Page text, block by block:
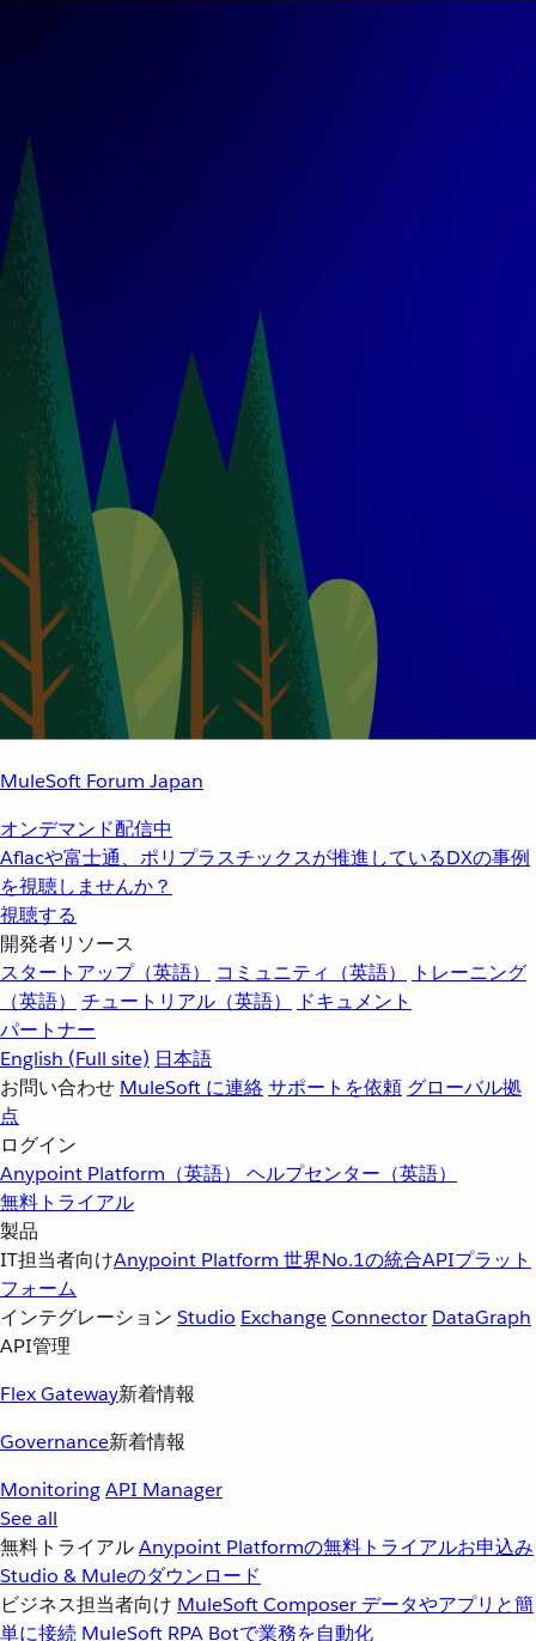
MuleSoft Forum Japan
オンデマンド配信中
Aflacや富士通、ポリプラスチックスが推進しているDXの事例
を視聴しませんか？
視聴する
開発者リソース
スタートアップ（英語）
コミュニティ（英語）
トレーニング
（英語）
チュートリアル（英語）
ドキュメント
パートナー
English (Full site) 日本語
お問い合わせ MuleSoft に連絡サポートを依頼 グローバル拠
点
ログイン
Anypoint Platform（英語） ヘルプセンター（英語）
無料トライアル
製品
IT担当者向けAnypoint Platform 世界No.1の統合APIプラット
フォーム
インテグレーション Studio ExchangeConnector DataGraph
API管理
Flex Gateway新着情報
Governance新着情報
MonitoringAPI Manager
See all
無料トライアルAnypoint Platformの無料トライアルお申込み
Studio & Muleのダウンロード
ビジネス担当者向け MuleSoft Composer データやアプリと簡
単に接続 MuleSoft RPA Botで業務を自動化